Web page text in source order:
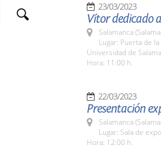
23/03/2023
Vítor dedicado
Salamanca
Lugar: Puerta de
Universidad de
Hora: 11:00 h.
22/03/2023
Presentación
Salamanca
Lugar: Sala de
Hora: 12:00 h.